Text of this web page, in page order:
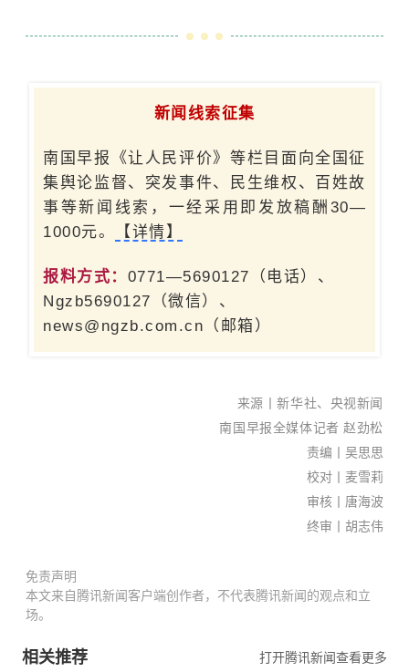
新闻线索征集
南国早报《让人民评价》等栏目面向全国征
集舆论监督、突发事件、民生维权、百姓故
事等新闻线索，一经采用即发放稿酬30—
1000元。
【详情】
报料方式： 0771—5690127（电话）、
Ngzb5690127（微信）、
news@ngzb.com.cn（邮箱）
来源丨新华社、央视新闻
南国早报全媒体记者 赵劲松
责编丨吴思思
校对丨麦雪莉
审核丨唐海波
终审丨胡志伟
免责声明
本文来自腾讯新闻客户端创作者，不代表腾讯新闻的观点和立
场。
相关推荐 打开腾讯新闻查看更多